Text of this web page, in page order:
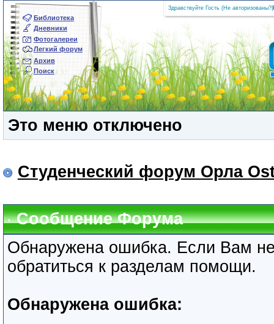
Библиотека
Дневники
Фотогалереи
Легкий форум
Архив
Поиск
Здравствуйте Гость (Не авторизованы?
Это меню отключено
Студенческий форум Орла
Сообщение Форума
Обнаружена ошибка. Если Вам
обратиться к разделам помощи.
Обнаружена ошибка: